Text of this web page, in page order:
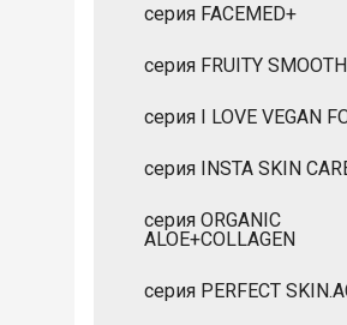
серия FACEMED+
серия FRUITY
серия I LOVE VEGAN
серия INSTA SKIN
серия ORGANIC
ALOE+COLLAGEN
серия PERFECT